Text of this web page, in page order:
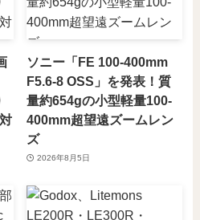
ソニー「FE 100-400mm
F5.6-8 OSS」を発表！質
量約654gの小型軽量100-
400mm超望遠ズームレン
ズ
2026年8月5日